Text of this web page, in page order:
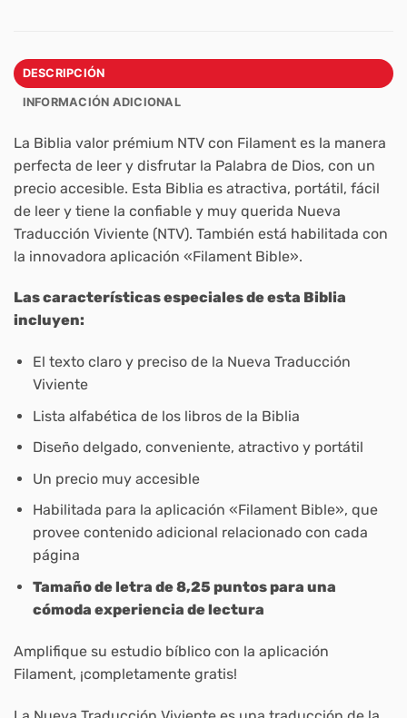
DESCRIPCIÓN
INFORMACIÓN ADICIONAL
La Biblia valor prémium NTV con Filament es la manera
perfecta de leer y disfrutar la Palabra de Dios, con un
precio accesible. Esta Biblia es atractiva, portátil, fácil
de leer y tiene la confiable y muy querida Nueva
Traducción Viviente (NTV). También está habilitada con
la innovadora aplicación «Filament Bible».
Las características especiales de esta Biblia
incluyen:
El texto claro y preciso de la Nueva Traducción
Viviente
Lista alfabética de los libros de la Biblia
Diseño delgado, conveniente, atractivo y portátil
Un precio muy accesible
Habilitada para la aplicación «Filament Bible», que
provee contenido adicional relacionado con cada
página
Tamaño de letra de 8,25 puntos para una
cómoda experiencia de lectura
Amplifique su estudio bíblico con la aplicación
Filament, ¡completamente gratis!